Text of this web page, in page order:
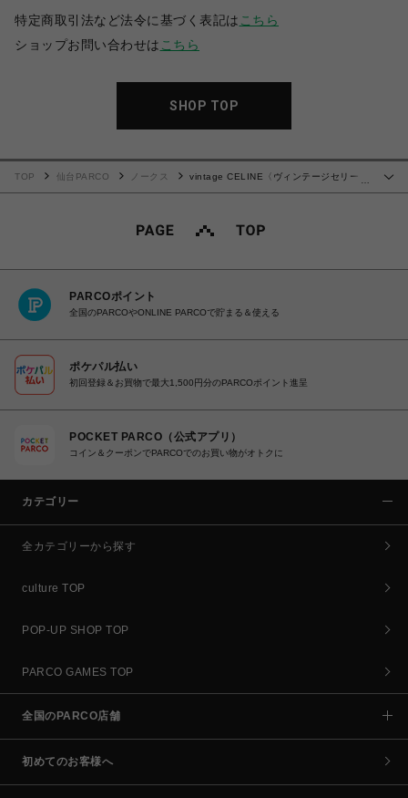
特定商取引法など法令に基づく表記は こちら
ショップお問い合わせは こちら
SHOP TOP
TOP 仙台PARCO ノークス
vintage CELINE〈ヴィンテージセリー
PARCOポイント
全国のPARCOやONLINE PARCOで貯まる＆使える
ポケパル払い
初回登録＆お買物で最大1,500円分のPARCOポイント進呈
POCKET PARCO（公式アプリ）
コイン＆クーポンでPARCOでのお買い物がオトクに
カテゴリー
全カテゴリーから探す
culture TOP
POP-UP SHOP TOP
PARCO GAMES TOP
全国のPARCO店舗
初めてのお客様へ